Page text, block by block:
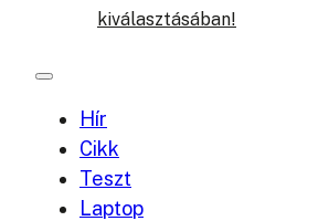
kiválasztásában!
Hír
Cikk
Teszt
Laptop